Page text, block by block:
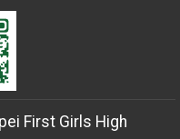
First Girls High